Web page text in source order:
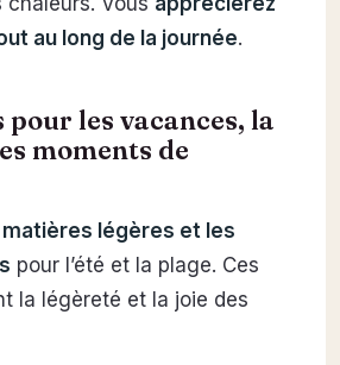
au long de la journée.
pour les vacances, la
moments de
matières légères et les
pour l’été et la plage. Ces
la légèreté et la joie des